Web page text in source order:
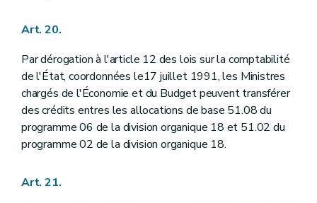
Art. 20.
Par dérogation à l'article 12 des lois sur la comptabilité
de l'État, coordonnées le17 juillet 1991, les Ministres
chargés de l'Économie et du Budget peuvent transférer
des crédits entres les allocations de base 51.08 du
programme 06 de la division organique 18 et 51.02 du
programme 02 de la division organique 18.
Art. 21.